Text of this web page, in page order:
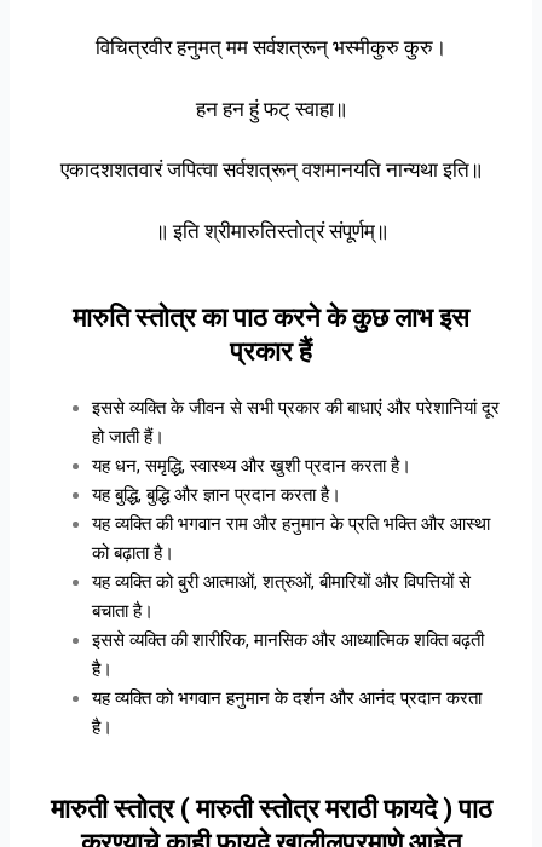
विचित्रवीर हनुमत् मम सर्वशत्रून् भस्मीकुरु कुरु।
हन हन हुं फट् स्वाहा॥
एकादशशतवारं जपित्वा सर्वशत्रून् वशमानयति नान्यथा इति॥
॥ इति श्रीमारुतिस्तोत्रं संपूर्णम्॥
मारुति स्तोत्र का पाठ करने के कुछ लाभ इस
प्रकार हैं
इससे व्यक्ति के जीवन से सभी प्रकार की बाधाएं और परेशानियां दूर
हो जाती हैं।
यह धन, समृद्धि, स्वास्थ्य और खुशी प्रदान करता है।
यह बुद्धि, बुद्धि और ज्ञान प्रदान करता है।
यह व्यक्ति की भगवान राम और हनुमान के प्रति भक्ति और आस्था
को बढ़ाता है।
यह व्यक्ति को बुरी आत्माओं, शत्रुओं, बीमारियों और विपत्तियों से
बचाता है।
इससे व्यक्ति की शारीरिक, मानसिक और आध्यात्मिक शक्ति बढ़ती
है।
यह व्यक्ति को भगवान हनुमान के दर्शन और आनंद प्रदान करता
है।
मारुती स्तोत्र ( मारुती स्तोत्र मराठी फायदे ) पाठ